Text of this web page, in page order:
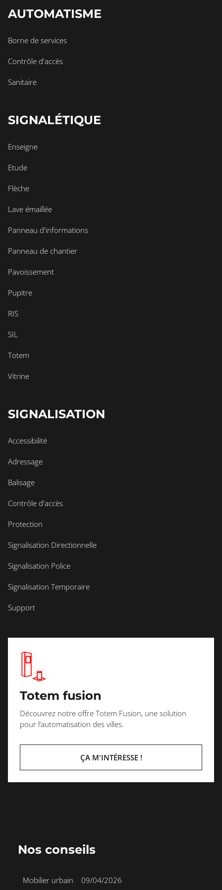
AUTOMATISME
Borne de services
Contrôle d'accès
Sanitaire
SIGNALÉTIQUE
Enseigne
Etude
Flèche
Lave émaillée
Panneau d'informations
Panneau de chantier
Pavoissement
Pupitre
RIS
SIL
Totem
Vitrine
SIGNALISATION
Accessibilité
Adressage
Balisage
Contrôle d'accès
Protection
Signalisation Directionnelle
Signalisation Police
Signalisation Temporaire
Support
Totem fusion
Découvrez notre offre Totem Fusion, une solution
pour l’automatisation des villes.
ÇA M'INTÉRESSE !
Nos conseils
Mobilier urbain 09/04/2026